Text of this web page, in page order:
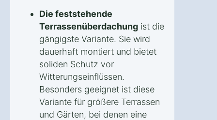
Die feststehende
Terrassenüberdachung ist die
gängigste Variante. Sie wird
dauerhaft montiert und bietet
soliden Schutz vor
Witterungseinflüssen.
Besonders geeignet ist diese
Variante für größere Terrassen
und Gärten, bei denen eine